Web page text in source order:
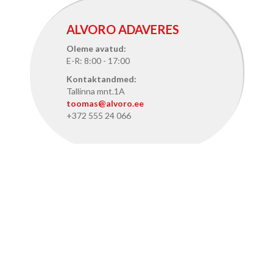
ALVORO ADAVERES
Oleme avatud:
E-R: 8:00 - 17:00
Kontaktandmed:
Tallinna mnt.1A
toomas@alvoro.ee
+372 555 24 066